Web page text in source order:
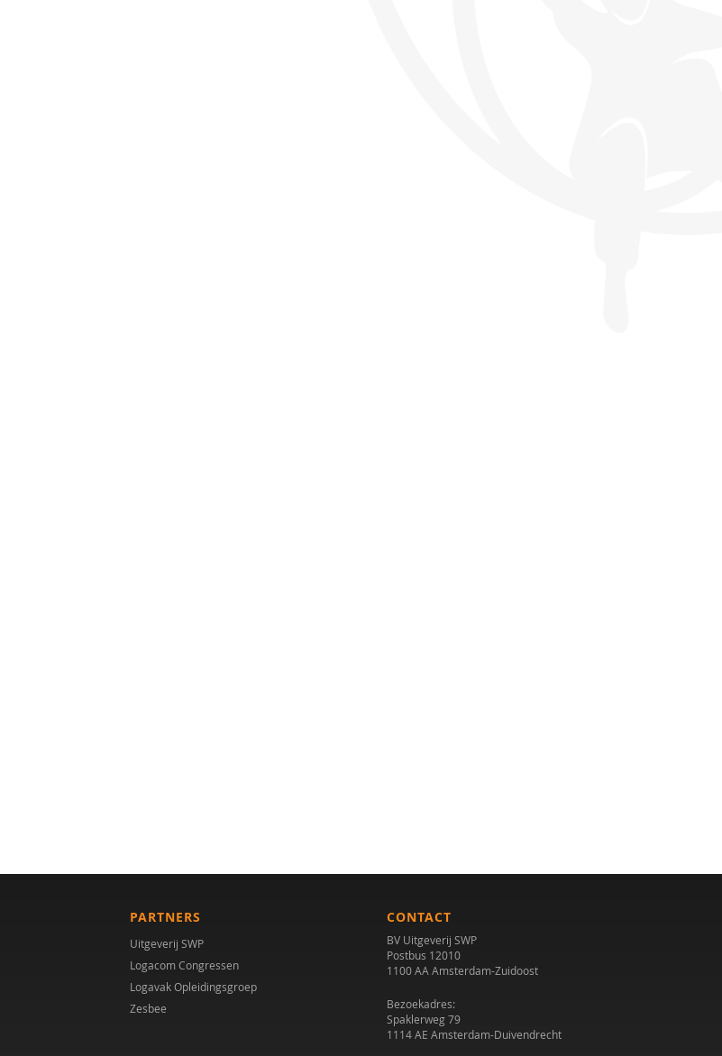
PARTNERS
Uitgeverij SWP
Logacom Congressen
Logavak Opleidingsgroep
Zesbee
CONTACT
BV Uitgeverij SWP
Postbus 12010
1100 AA Amsterdam-Zuidoost
Bezoekadres:
Spaklerweg 79
1114 AE Amsterdam-Duivendrecht